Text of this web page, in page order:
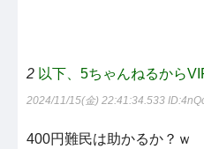
2 以下、5ちゃんねるから
2024/11/15(金) 22:41:34.533
400円難民は助かるか？ｗ